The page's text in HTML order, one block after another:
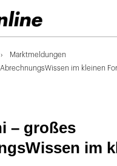
Marktmeldungen
AbrechnungsWissen im kleinen
– großes
im